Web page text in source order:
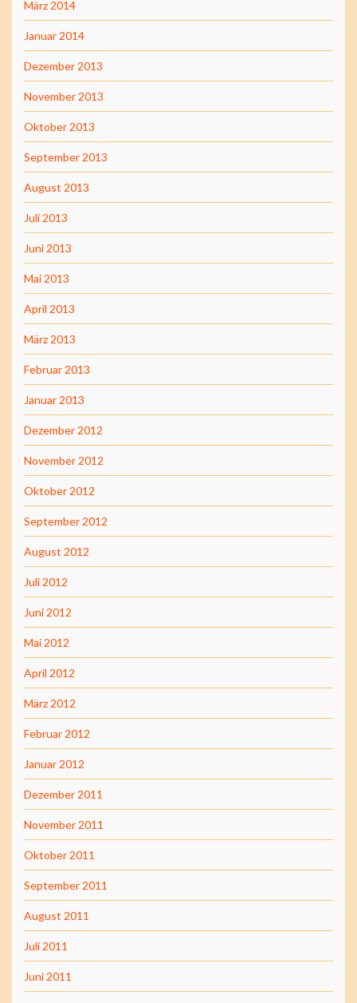
März 2014
Januar 2014
Dezember 2013
November 2013
Oktober 2013
September 2013
August 2013
Juli 2013
Juni 2013
Mai 2013
April 2013
März 2013
Februar 2013
Januar 2013
Dezember 2012
November 2012
Oktober 2012
September 2012
August 2012
Juli 2012
Juni 2012
Mai 2012
April 2012
März 2012
Februar 2012
Januar 2012
Dezember 2011
November 2011
Oktober 2011
September 2011
August 2011
Juli 2011
Juni 2011